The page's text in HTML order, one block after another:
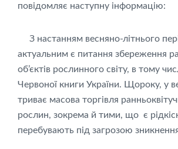
повідомляє наступну інформацію:
З настанням весняно-літнього
актуальним є питання збереження
об’єктів рослинного світу, в тому
Червоної книги України. Щороку, у
триває масова торгівля
рослин, зокрема й тими, що є
перебувають під загрозою